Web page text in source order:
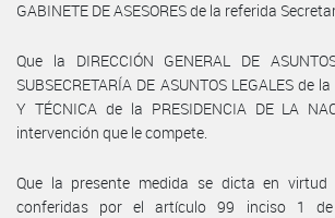
GABINETE DE ASESORES de la referida
Que la DIRECCIÓN GENERAL DE
SUBSECRETARÍA DE ASUNTOS LEGALES de la
Y TÉCNICA de la PRESIDENCIA DE LA
intervención que le compete.
Que la presente medida se dicta en virtud
conferidas por el artículo 99 inciso 1 de